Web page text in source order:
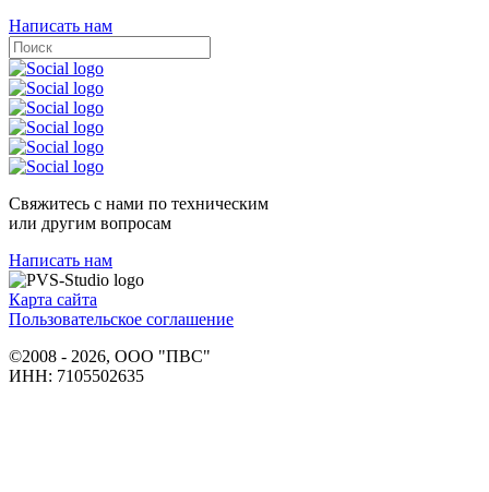
Написать нам
Свяжитесь с нами по техническим
или другим вопросам
Написать нам
Карта сайта
Пользовательское соглашение
©2008 - 2026, ООО "ПВС"
ИНН: 7105502635